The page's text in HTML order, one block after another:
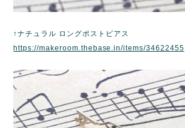
↑ナチュラル ロングポストピアス
https://makeroom.thebase.in/items/34622455